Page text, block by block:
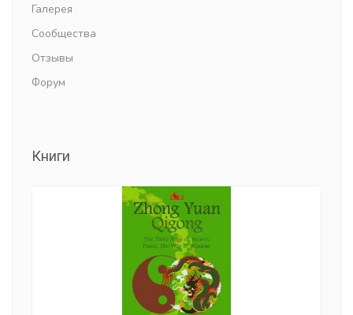
Галерея
Сообщества
Отзывы
Форум
Книги